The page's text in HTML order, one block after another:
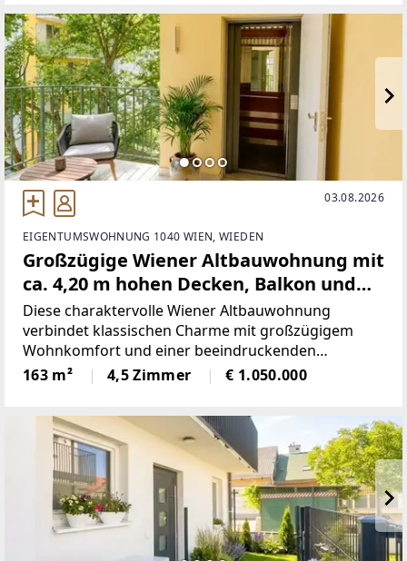
03.08.2026
EIGENTUMSWOHNUNG 1040 WIEN, WIEDEN
Großzügige Wiener Altbauwohnung mit
ca. 4,20 m hohen Decken, Balkon und
direktem Liftzugang
Diese charaktervolle Wiener Altbauwohnung
verbindet klassischen Charme mit großzügigem
Wohnkomfort und einer beeindruckenden
Raumwirkung. Rund 4,20 m hohe Decken, originale
Wiener Flügeltüren, klassischer
Wohnzimmer
163 m² 4,5 Zimmer € 1.050.000